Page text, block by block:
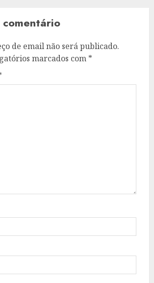
comentário
de email não será publicado.
marcados com *